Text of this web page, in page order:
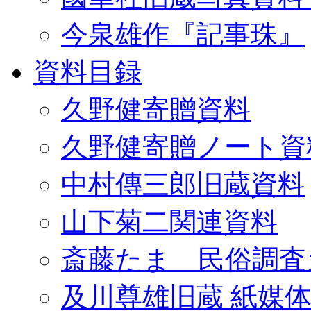
今泉雄作『記事珠』
資料目録
久野健寄贈資料
久野健寄贈ノート
中村傳三郎旧蔵資料
山下菊二関連資料
斎藤たま 民俗調査
及川尊雄旧蔵 紙媒